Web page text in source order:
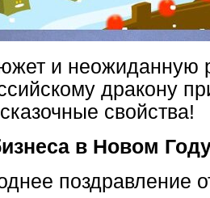
и неожиданную
дракону
свойства!
в Новом
поздравление